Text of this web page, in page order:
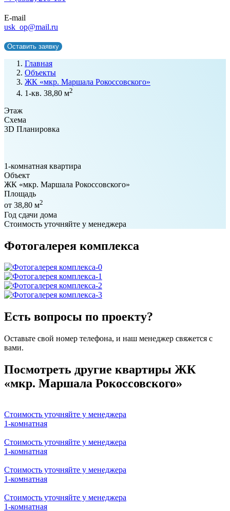
E-mail
usk_op@mail.ru
Оставить заявку
Главная
Объекты
ЖК «мкр. Маршала Рокоссовского»
1-кв. 38,80 м2
Этаж
Схема
3D Планировка
1-комнатная квартира
Объект
ЖК «мкр. Маршала Рокоссовского»
Площадь
от 38,80 м2
Год сдачи дома
Стоимость уточняйте у менеджера
Фотогалерея комплекса
Есть вопросы по проекту?
Оставьте свой номер телефона, и наш менеджер свяжется с
вами.
Ваше имя
Ваш телефон
Я согласен наобработку персональных данных
ознакомлен с условиямиПолитики конфиденциальности
ООО "Куформ" и условиями
Посмотреть другие квартиры ЖК
«мкр. Маршала Рокоссовского»